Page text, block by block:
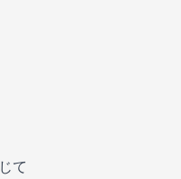
て